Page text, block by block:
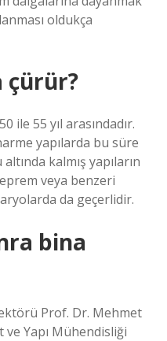
oldukça
çürür?
ile 55 yıl arasındadır.
yapılarda bu süre
kalmış yapıların
veya benzeri
da geçerlidir.
bina
Prof. Dr. Mehmet
ve Yapı Mühendisliği